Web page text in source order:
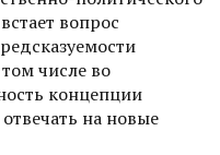
вопрос
числе во
концепции
на новые